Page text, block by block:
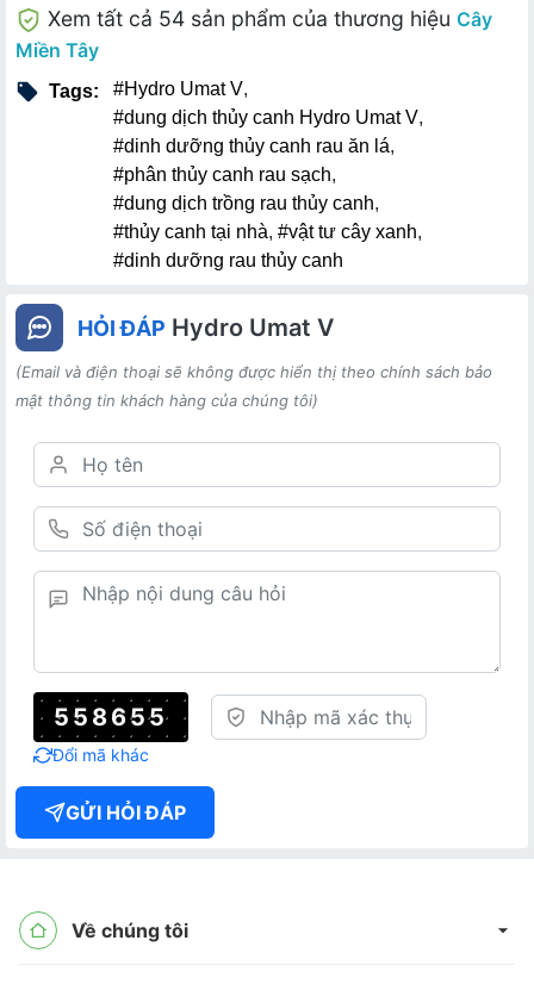
Xem tất cả 54 sản phẩm của thương hiệu Cây
Miền Tây
Tags: #Hydro Umat V,
#dung dịch thủy canh Hydro Umat V,
#dinh dưỡng thủy canh rau ăn lá,
#phân thủy canh rau sạch,
#dung dịch trồng rau thủy canh,
#thủy canh tại nhà, #vật tư cây xanh,
#dinh dưỡng rau thủy canh
HỎI ĐÁP Hydro Umat V
(Email và điện thoại sẽ không được hiển thị theo chính sách bảo
mật thông tin khách hàng của chúng tôi)
558655
Đổi mã khác
GỬI HỎI ĐÁP
Về chúng tôi